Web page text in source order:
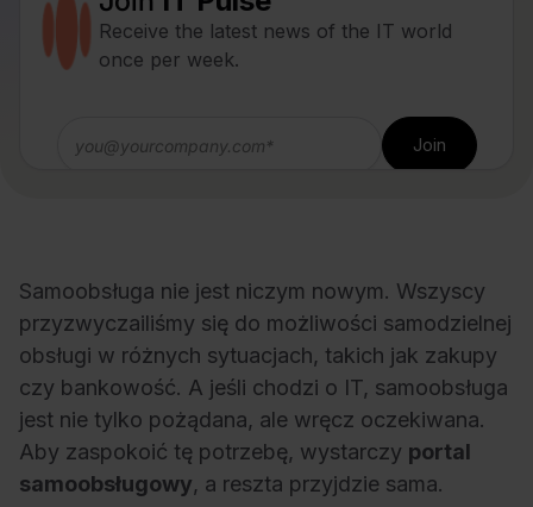
Receive the latest news of the IT world
once per week.
Samoobsługa nie jest niczym nowym. Wszyscy
przyzwyczailiśmy się do możliwości samodzielnej
obsługi w różnych sytuacjach, takich jak zakupy
czy bankowość. A jeśli chodzi o IT, samoobsługa
jest nie tylko pożądana, ale wręcz oczekiwana.
Aby zaspokoić tę potrzebę, wystarczy portal
samoobsługowy, a reszta przyjdzie sama.